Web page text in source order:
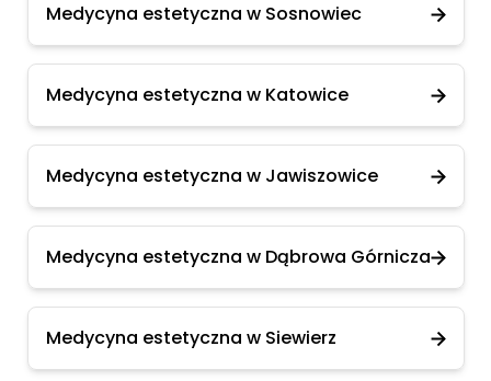
Medycyna estetyczna w Sosnowiec
Medycyna estetyczna w Katowice
Medycyna estetyczna w Jawiszowice
Medycyna estetyczna w Dąbrowa Górnicza
Medycyna estetyczna w Siewierz